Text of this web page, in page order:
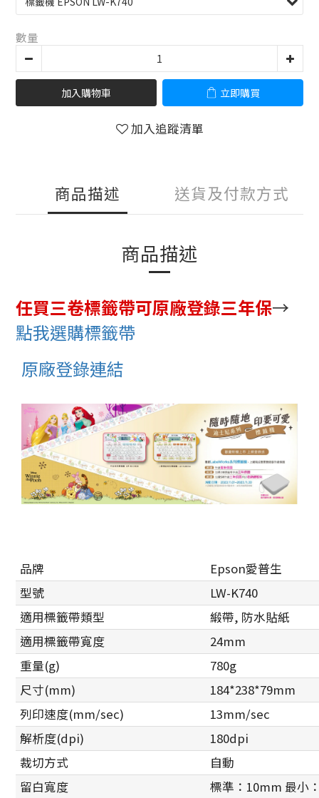
數量
加入購物車 立即購買
加入追蹤清單
商品描述 送貨及付款方式
商品描述
任買三卷標籤帶可原廠登錄三年保→
點我選購標籤帶
原廠登錄連結
品牌
Epson愛普生
型號
LW-K740
適用標籤帶類型
緞帶, 防水貼紙
適用標籤帶寬度
24mm
重量(g)
780g
尺寸(mm)
184*238*79mm
列印速度(mm/sec)
13mm/sec
解析度(dpi)
180dpi
裁切方式
自動
留白寬度
標準：10mm 最小